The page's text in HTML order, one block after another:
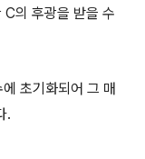
C의 후광을 받을 수
초기화되어 그 매
.